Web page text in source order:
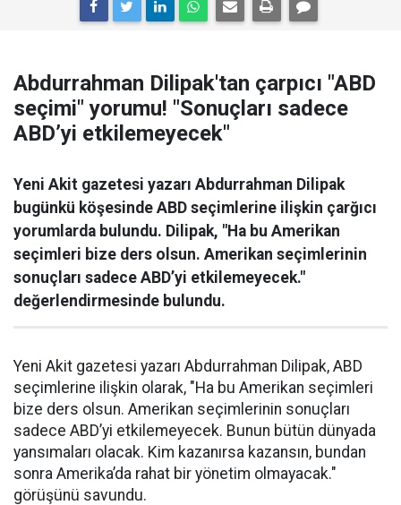
Abdurrahman Dilipak'tan çarpıcı "ABD
seçimi" yorumu! "Sonuçları sadece
ABD’yi etkilemeyecek"
Yeni Akit gazetesi yazarı Abdurrahman Dilipak
bugünkü köşesinde ABD seçimlerine ilişkin çarğıcı
yorumlarda bulundu. Dilipak, "Ha bu Amerikan
seçimleri bize ders olsun. Amerikan seçimlerinin
sonuçları sadece ABD’yi etkilemeyecek."
değerlendirmesinde bulundu.
Yeni Akit gazetesi yazarı Abdurrahman Dilipak, ABD
seçimlerine ilişkin olarak, "Ha bu Amerikan seçimleri
bize ders olsun. Amerikan seçimlerinin sonuçları
sadece ABD’yi etkilemeyecek. Bunun bütün dünyada
yansımaları olacak. Kim kazanırsa kazansın, bundan
sonra Amerika’da rahat bir yönetim olmayacak."
görüşünü savundu.